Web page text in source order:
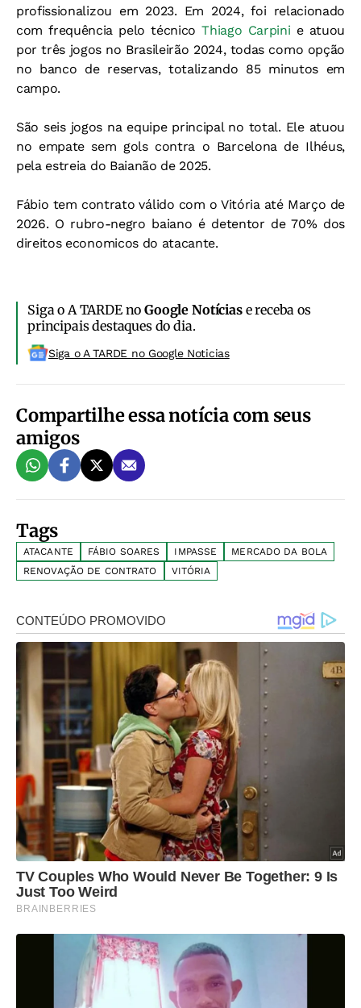
profissionalizou em 2023. Em 2024, foi relacionado
com frequência pelo técnicoThiago Carpini e atuou
por três jogos no Brasileirão 2024, todas como opção
no banco de reservas, totalizando 85 minutos em
campo.
São seis jogos na equipe principal no total. Ele atuou
no empate sem gols contra o Barcelona de Ilhéus,
pela estreia do Baianão de 2025.
Fábio tem contrato válido com o Vitória até Março de
2026. O rubro-negro baiano é detentor de 70% dos
direitos economicos do atacante.
Siga o A TARDE noGoogle Notíciase receba os
principais destaques do dia.
Siga o A TARDE no Google Noticias
Compartilhe essa notícia com seus
amigos
Tags
ATACANTE FÁBIO SOARES IMPASSE
MERCADO DA BOLA
RENOVAÇÃO DE CONTRATO
VITÓRIA